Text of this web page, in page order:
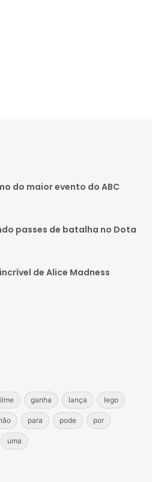
do maior evento do ABC
passes de batalha no Dota
de Alice Madness
ganha lança lego
para pode por
uma